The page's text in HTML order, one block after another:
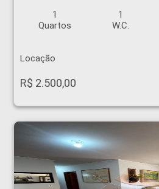
1
Quartos
1
W.C.
Locação
R$ 2.500,00